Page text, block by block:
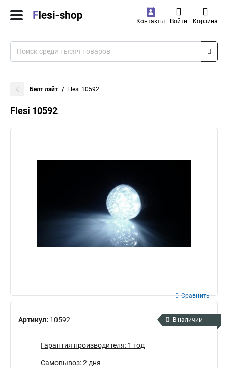
Контакты Войти Корзина
Белт лайт Flesi 10592
Flesi 10592
Артикул: 10592
Сравнить
В наличии
Гарантия производителя: 1 год
Самовывоз: 2 дня